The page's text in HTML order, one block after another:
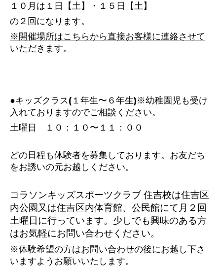
１０月は１日【土】・１５日【土】
の２回になります。
※開催場所はこちらから直接お客様に連絡させて
いただきます。
●キッズクラス(１年生〜６年生)※幼稚園児も受け
入れておりますのでご相談ください。
土曜日 １０：１０〜１１：００
どの日程も体験者を募集しております。お友だち
をお誘いの元お越しください。
コラソンキッズスポーツクラブ 住吉校は住吉区
内公園又は住吉区内体育館、公民館にて 月２回
土曜日に行っています。少しでも興味のある方
はお気軽にお問い合わせください。
※体験希望の方はお問い合わせの後にお越し下さ
いますようお願いいたします。